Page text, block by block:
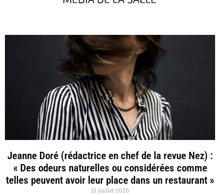
Jeanne Doré (rédactrice en chef de la revue Nez) :
« Des odeurs naturelles ou considérées comme
telles peuvent avoir leur place dans un restaurant »
21 juillet 2026